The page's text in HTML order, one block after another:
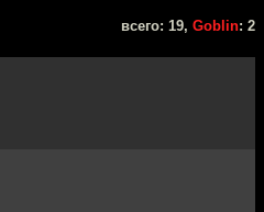
всего: 19, Goblin: 2